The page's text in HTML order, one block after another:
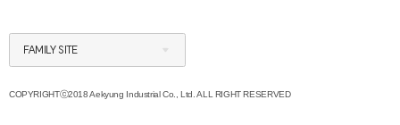
FAMILY SITE
COPYRIGHTⓒ2018 Aekyung Industrial Co., Ltd. ALL RIGHT RESERVED